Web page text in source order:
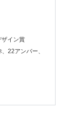
イン賞
22アンバー、